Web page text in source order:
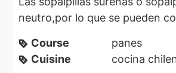
neutro,por lo que se pueden
Course
panes
Cuisine
cocina